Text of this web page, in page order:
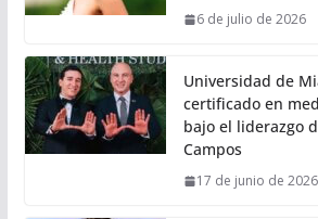
6 de julio de 2026
Universidad de
certificado en
bajo el liderazgo
Campos
17 de junio de 2026